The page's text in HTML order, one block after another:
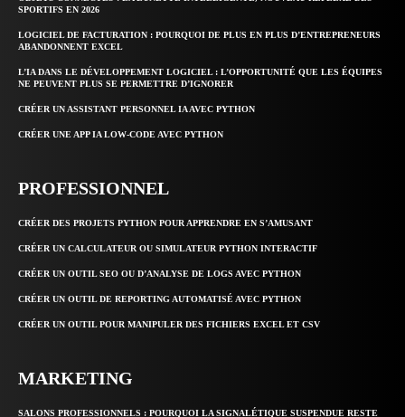
SPORTIFS EN 2026
LOGICIEL DE FACTURATION : POURQUOI DE PLUS EN PLUS D’ENTREPRENEURS
ABANDONNENT EXCEL
L’IA DANS LE DÉVELOPPEMENT LOGICIEL : L’OPPORTUNITÉ QUE LES ÉQUIPES
NE PEUVENT PLUS SE PERMETTRE D’IGNORER
CRÉER UN ASSISTANT PERSONNEL IA AVEC PYTHON
CRÉER UNE APP IA LOW-CODE AVEC PYTHON
PROFESSIONNEL
CRÉER DES PROJETS PYTHON POUR APPRENDRE EN S’AMUSANT
CRÉER UN CALCULATEUR OU SIMULATEUR PYTHON INTERACTIF
CRÉER UN OUTIL SEO OU D’ANALYSE DE LOGS AVEC PYTHON
CRÉER UN OUTIL DE REPORTING AUTOMATISÉ AVEC PYTHON
CRÉER UN OUTIL POUR MANIPULER DES FICHIERS EXCEL ET CSV
MARKETING
SALONS PROFESSIONNELS : POURQUOI LA SIGNALÉTIQUE SUSPENDUE RESTE